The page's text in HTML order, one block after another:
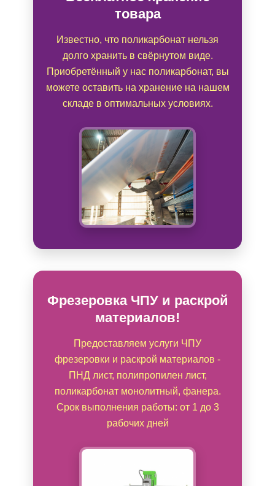
товара
Известно, что поликарбонат нельзя
долго хранить в свёрнутом виде.
Приобретённый у нас поликарбонат, вы
можете оставить на хранение на нашем
складе в оптимальных условиях.
Фрезеровка ЧПУ и раскрой
материалов!
Предоставляем услуги ЧПУ
фрезеровки и раскрой материалов -
ПНД лист, полипропилен лист,
поликарбонат монолитный, фанера.
Срок выполнения работы: от 1 до 3
рабочих дней